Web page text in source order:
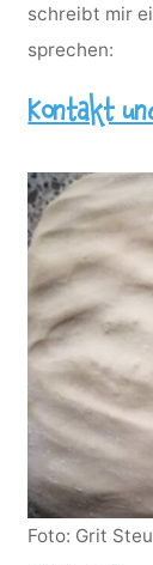
schreibt mir
sprechen:
Kontakt
Foto: Grit